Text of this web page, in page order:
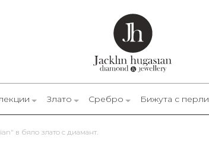
Злато Сребро Бижута с перли
в бяло злато с диамант.